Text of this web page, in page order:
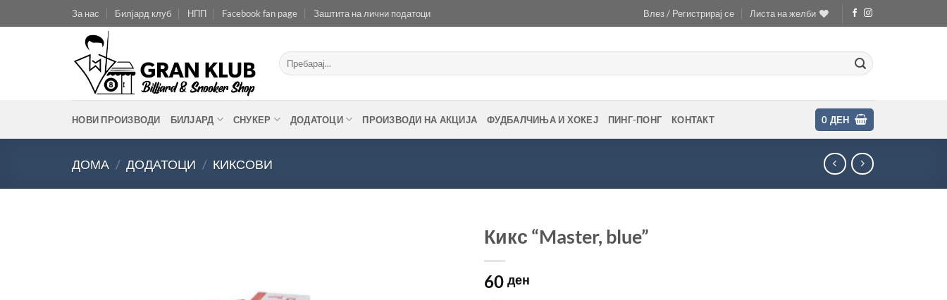
to
За нас Билјард клуб НПП Facebook fan page Заштита на лични податоци Влез / Регистрирај се Листа на желби
Барај
за:
НОВИ ПРОИЗВОДИ БИЛЈАРД СНУКЕР ДОДАТОЦИ ПРОИЗВОДИ НА АКЦИЈА ФУДБАЛЧИЊА И ХОКЕЈ ПИНГ-ПОНГ КОНТАКТ 0 ДЕН
ДОМА / ДОДАТОЦИ / КИКСОВИ
Кикс “Master, blue”
60 ден